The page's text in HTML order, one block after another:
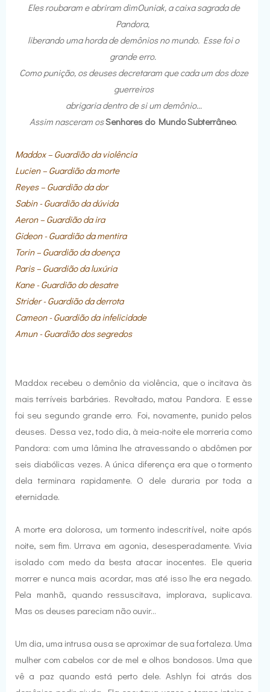
Eles roubaram e abriram dimOuniak, a caixa sagrada de
Pandora,
liberando uma horda de demônios no mundo. Esse foi o
grande erro.
Como punição, os deuses decretaram que cada um dos doze
guerreiros
abrigaria dentro de si um demônio...
Assim nasceram osSenhores do Mundo Subterrâneo.
Maddox – Guardião da violência
Lucien – Guardião da morte
Reyes – Guardião da dor
Sabin - Guardião da dúvida
Aeron – Guardião da ira
Gideon - Guardião da mentira
Torin – Guardião da doença
Paris – Guardião da luxúria
Kane - Guardião do desatre
Strider - Guardião da derrota
Cameon - Guardião da infelicidade
Amun - Guardião dos segredos
Maddox recebeu o demônio da violência, que o incitava às
mais terríveis barbáries. Revoltado, matou Pandora. E esse
foi seu segundo grande erro. Foi, novamente, punido pelos
deuses. Dessa vez, todo dia, à meia-noite ele morreria como
Pandora: com uma lâmina lhe atravessando o abdômen por
seis diabólicas vezes. A única diferença era que o tormento
dela terminara rapidamente. O dele duraria por toda a
eternidade.
A morte era dolorosa, um tormento indescritível, noite após
noite, sem fim. Urrava em agonia, desesperadamente. Vivia
isolado com medo da besta atacar inocentes. Ele queria
morrer e nunca mais acordar, mas até isso lhe era negado.
Pela manhã, quando ressuscitava, implorava, suplicava.
Mas os deuses pareciam não ouvir...
Um dia, uma intrusa ousa se aproximar de sua fortaleza. Uma
mulher com cabelos cor de mel e olhos bondosos. Uma que
vê a paz quando está perto dele. Ashlyn foi atrás dos